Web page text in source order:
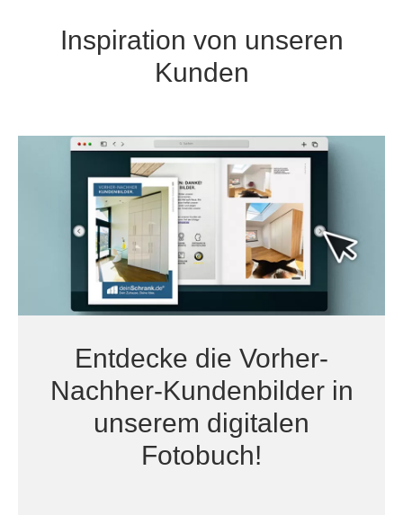
Inspiration von unseren
Kunden
Entdecke die Vorher-
Nachher-Kundenbilder in
unserem digitalen
Fotobuch!